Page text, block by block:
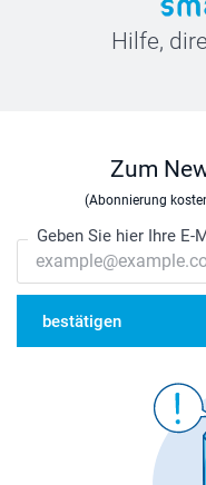
Hilfe,
Zum
(Abonnierung
Geben Sie hier Ihre E-
bestätigen